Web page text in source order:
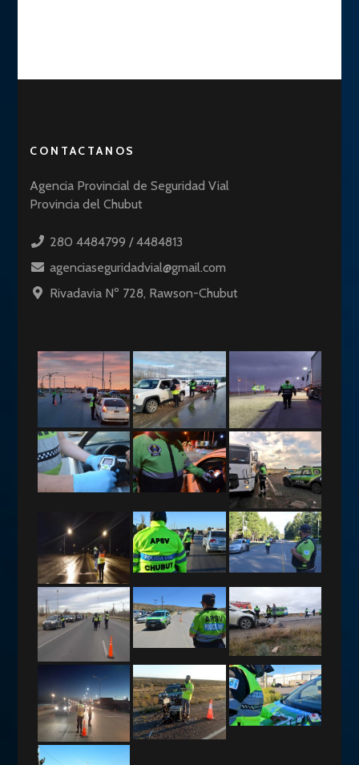
CONTACTANOS
Agencia Provincial de Seguridad Vial
Provincia del Chubut
280 4484799 / 4484813
agenciaseguridadvial@gmail.com
Rivadavia Nº 728, Rawson-Chubut